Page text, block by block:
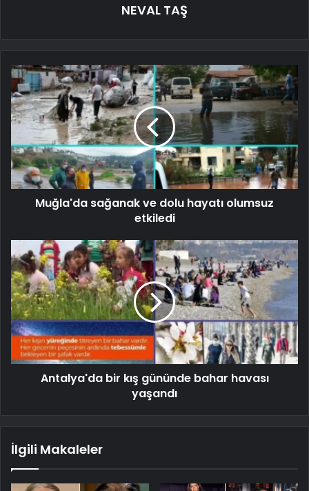
NEVAL TAŞ
Muğla'da sağanak ve dolu hayatı olumsuz
etkiledi
Antalya'da bir kış gününde bahar havası
yaşandı
İlgili Makaleler